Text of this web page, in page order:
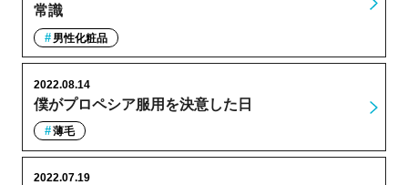
常識
男性化粧品
僕がプロペシア服用を決意した日
2022.08.14
薄毛
2022.07.19